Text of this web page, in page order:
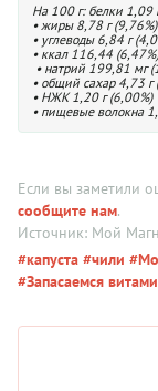
На 100 г: белки 1,09
• жиры 8,78 г (9,76%)
• углеводы 6,84 г
• ккал 116,44 (6,47%)
• натрий 199,81 мг
• общий сахар 4,73 г
• НЖК 1,20 г (6,00%)
• пищевые волокна
Если вы заметили
сообщите нам.
Источник: Мой
#капуста #чили
#Запасаемся